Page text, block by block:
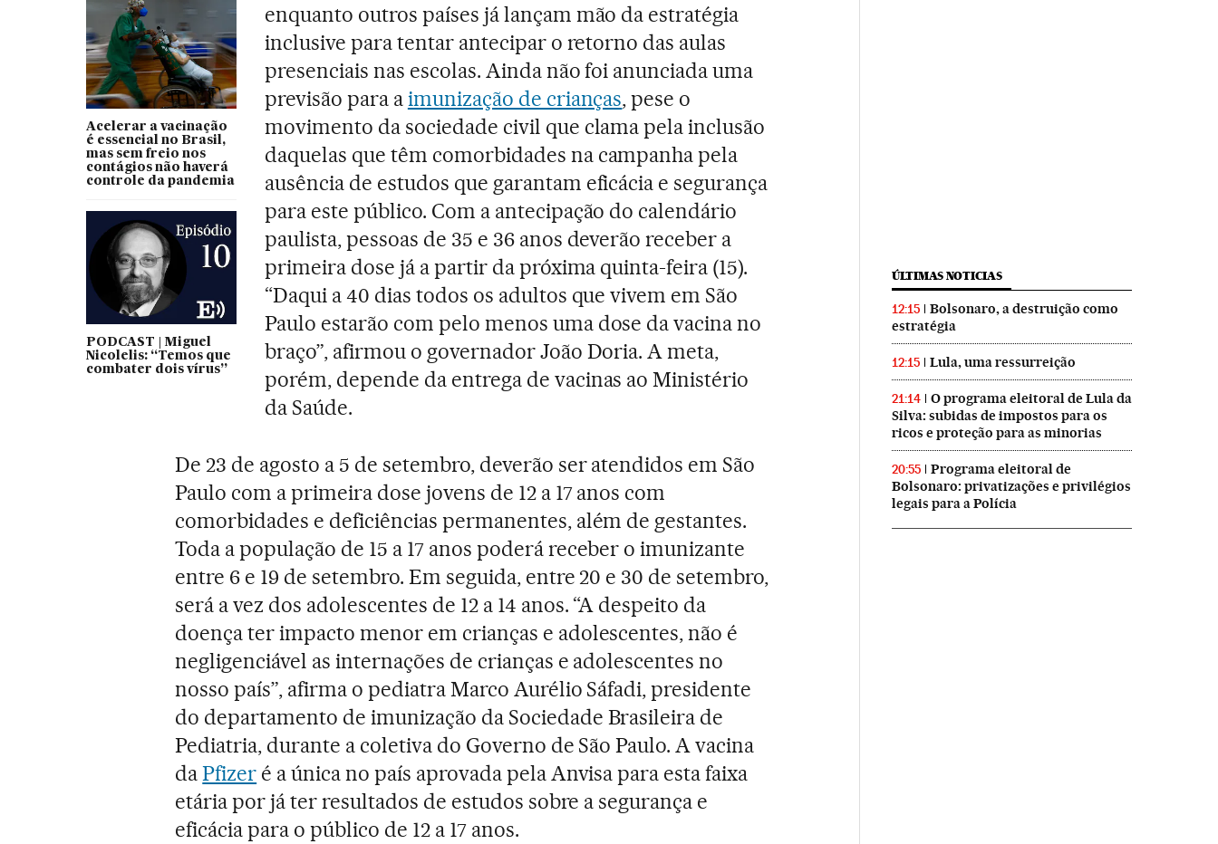
Acelerar a vacinação
é essencial no Brasil,
mas sem freio nos
contágios não haverá
controle da pandemia
PODCAST | Miguel
Nicolelis: “Temos que
combater dois vírus”
enquanto outros países já lançam mão da estratégia
inclusive para tentar antecipar o retorno das aulas
presenciais nas escolas. Ainda não foi anunciada uma
previsão para aimunização de crianças, pese o
movimento da sociedade civil que clama pela inclusão
daquelas que têm comorbidades na campanha pela
ausência de estudos que garantam eficácia e segurança
para este público. Com a antecipação do calendário
paulista, pessoas de 35 e 36 anos deverão receber a
primeira dose já a partir da próxima quinta-feira (15).
“Daqui a 40 dias todos os adultos que vivem em São
Paulo estarão com pelo menos uma dose da vacina no
braço”, afirmou o governador João Doria. A meta,
porém, depende da entrega de vacinas ao Ministério
da Saúde.
De 23 de agosto a 5 de setembro, deverão ser atendidos em São
Paulo com a primeira dose jovens de 12 a 17 anos com
comorbidades e deficiências permanentes, além de gestantes.
Toda a população de 15 a 17 anos poderá receber o imunizante
entre 6 e 19 de setembro. Em seguida, entre 20 e 30 de setembro,
será a vez dos adolescentes de 12 a 14 anos. “A despeito da
doença ter impacto menor em crianças e adolescentes, não é
negligenciável as internações de crianças e adolescentes no
nosso país”, afirma o pediatra Marco Aurélio Sáfadi, presidente
do departamento de imunização da Sociedade Brasileira de
Pediatria, durante a coletiva do Governo de São Paulo. A vacina
daPfizer é a única no país aprovada pela Anvisa para esta faixa
etária por já ter resultados de estudos sobre a segurança e
eficácia para o público de 12 a 17 anos.
ÚLTIMAS NOTICIAS
12:15
Bolsonaro, a destruição como
estratégia
12:15 Lula, uma ressurreição
21:14
O programa eleitoral de Lula da
Silva: subidas de impostos para os
ricos e proteção para as minorias
20:55
Programa eleitoral de
Bolsonaro: privatizações e privilégios
legais para a Polícia